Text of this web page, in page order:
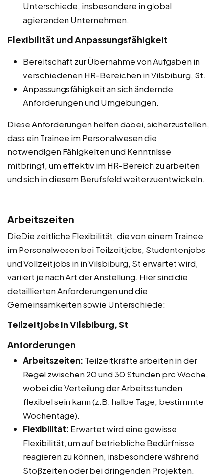
Unterschiede, insbesondere in global
agierenden Unternehmen.
Flexibilität und Anpassungsfähigkeit
Bereitschaft zur Übernahme von Aufgaben in
verschiedenen HR-Bereichen in Vilsbiburg, St.
Anpassungsfähigkeit an sich ändernde
Anforderungen und Umgebungen.
Diese Anforderungen helfen dabei, sicherzustellen,
dass ein Trainee im Personalwesen die
notwendigen Fähigkeiten und Kenntnisse
mitbringt, um effektiv im HR-Bereich zu arbeiten
und sich in diesem Berufsfeld weiterzuentwickeln.
Arbeitszeiten
DieDie zeitliche Flexibilität, die von einem Trainee
im Personalwesen bei Teilzeitjobs, Studentenjobs
und Vollzeitjobs in in Vilsbiburg, St erwartet wird,
variiert je nach Art der Anstellung. Hier sind die
detaillierten Anforderungen und die
Gemeinsamkeiten sowie Unterschiede:
Teilzeitjobs in Vilsbiburg, St
Anforderungen
Arbeitszeiten: Teilzeitkräfte arbeiten in der
Regel zwischen 20 und 30 Stunden pro Woche,
wobei die Verteilung der Arbeitsstunden
flexibel sein kann (z.B. halbe Tage, bestimmte
Wochentage).
Flexibilität: Erwartet wird eine gewisse
Flexibilität, um auf betriebliche Bedürfnisse
reagieren zu können, insbesondere während
Stoßzeiten oder bei dringenden Projekten.